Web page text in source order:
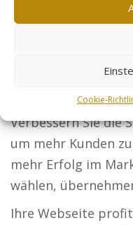
Cookie-
Steuerberater:
Services für
Expertise die erste
Events und Firmen
Verbessern Sie die
um mehr Kunden
mehr Erfolg im
wählen,
Ihre Webseite